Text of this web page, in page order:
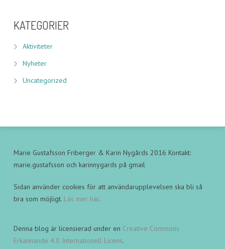
KATEGORIER
Aktiviteter
Nyheter
Uncategorized
Marie Gustafsson Friberger & Karin Nygårds 2016 Kontakt:
marie.gustafsson och karinnygards på gmail
Sidan använder cookies för att användarupplevelsen ska bli så
bra som möjligt. Läs mer här.
Denna blog är licensierad under en Creative Commons
Erkännande 4.0 Internationell Licens.